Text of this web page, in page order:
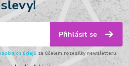
slevy!
Přihlásit se
údajů za účelem rozesílky newsletteru.